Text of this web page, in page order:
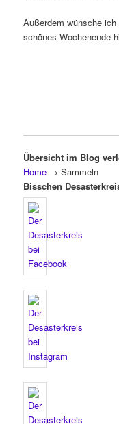
Außerdem wünsche
schönes Wochenende
Übersicht im Blog
Home → Sammeln
Bisschen